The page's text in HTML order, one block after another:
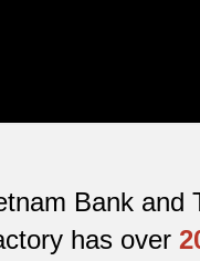
Bank and
has over